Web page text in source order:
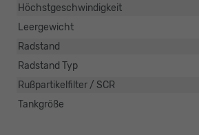
Höchstgeschwindigkeit
Leergewicht
Radstand
Radstand Typ
Rußpartikelfilter / SCR
Tankgröße